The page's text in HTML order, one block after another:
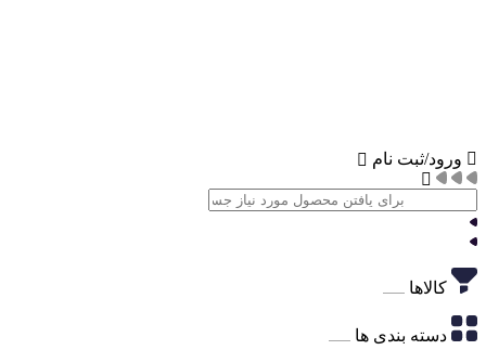
ورود/ثبت نام
کالاها
دسته بندی ها